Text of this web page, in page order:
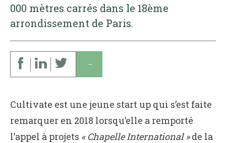
000 mètres carrés dans le 18ème
arrondissement de Paris.
↓
Cultivate est une jeune start up qui s’est faite
remarquer en 2018 lorsqu’elle a remporté
l’appel à projets « Chapelle International »de la